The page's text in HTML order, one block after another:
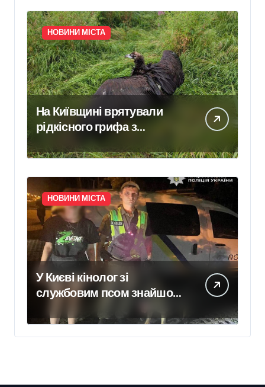
НОВИНИ МІСТА
На Київщині врятували
рідкісного грифа з
Німеччини, занесеного до
Червоної книги
НОВИНИ МІСТА
У Києві кінолог зі
службовим псом знайшов